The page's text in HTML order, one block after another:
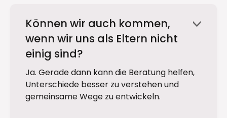
Können wir auch kommen,
wenn wir uns als Eltern nicht
einig sind?
<
Ja. Gerade dann kann die Beratung helfen,
Unterschiede besser zu verstehen und
gemeinsame Wege zu entwickeln.